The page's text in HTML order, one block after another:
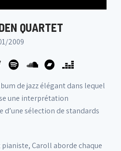
QUARTET
2009
de jazz élégant dans lequel
une interprétation
d’une sélection de standards
Caroll aborde chaque